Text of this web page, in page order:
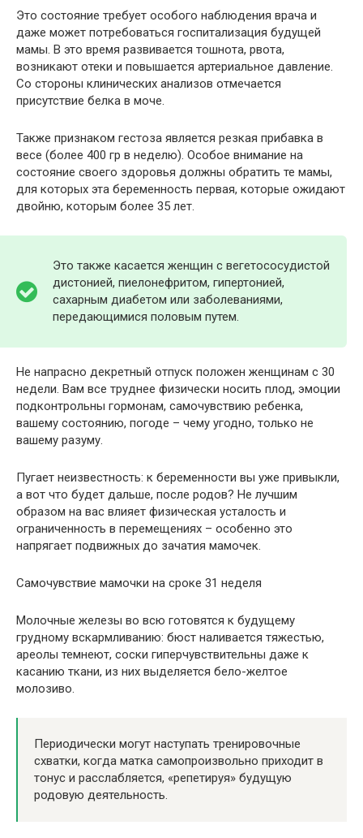
Это состояние требует особого наблюдения врача и
даже может потребоваться госпитализация будущей
мамы. В это время развивается тошнота, рвота,
возникают отеки и повышается артериальное давление.
Со стороны клинических анализов отмечается
присутствие белка в моче.
Также признаком гестоза является резкая прибавка в
весе (более 400 гр в неделю). Особое внимание на
состояние своего здоровья должны обратить те мамы,
для которых эта беременность первая, которые ожидают
двойню, которым более 35 лет.
Это также касается женщин с вегетососудистой
дистонией, пиелонефритом, гипертонией,
сахарным диабетом или заболеваниями,
передающимися половым путем.
Не напрасно декретный отпуск положен женщинам с 30
недели. Вам все труднее физически носить плод, эмоции
подконтрольны гормонам, самочувствию ребенка,
вашему состоянию, погоде – чему угодно, только не
вашему разуму.
Пугает неизвестность: к беременности вы уже привыкли,
а вот что будет дальше, после родов? Не лучшим
образом на вас влияет физическая усталость и
ограниченность в перемещениях – особенно это
напрягает подвижных до зачатия мамочек.
Самочувствие мамочки на сроке 31 неделя
Молочные железы во всю готовятся к будущему
грудному вскармливанию: бюст наливается тяжестью,
ареолы темнеют, соски гиперчувствительны даже к
касанию ткани, из них выделяется бело-желтое
молозиво.
Периодически могут наступать тренировочные
схватки, когда матка самопроизвольно приходит в
тонус и расслабляется, «репетируя» будущую
родовую деятельность.